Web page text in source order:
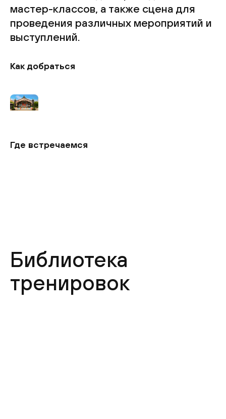
мастер-классов, а также сцена для
проведения различных мероприятий и
выступлений.
Как добраться
Где встречаемся
Библиотека
тренировок